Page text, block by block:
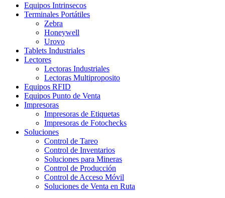
Equipos Intrinsecos
Terminales Portátiles
Zebra
Honeywell
Urovo
Tablets Industriales
Lectores
Lectoras Industriales
Lectoras Multiproposito
Equipos RFID
Equipos Punto de Venta
Impresoras
Impresoras de Etiquetas
Impresoras de Fotochecks
Soluciones
Control de Tareo
Control de Inventarios
Soluciones para Mineras
Control de Producción
Control de Acceso Móvil
Soluciones de Venta en Ruta